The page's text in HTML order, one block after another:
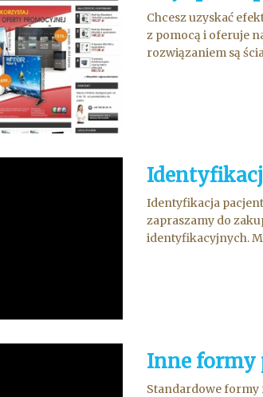
Chcesz uzyskać
z pomocą i oferuje
rozwiązaniem są
Identyfikacja
zapraszamy do
identyfikacyjnych.
Inne formy
Standardowe formy